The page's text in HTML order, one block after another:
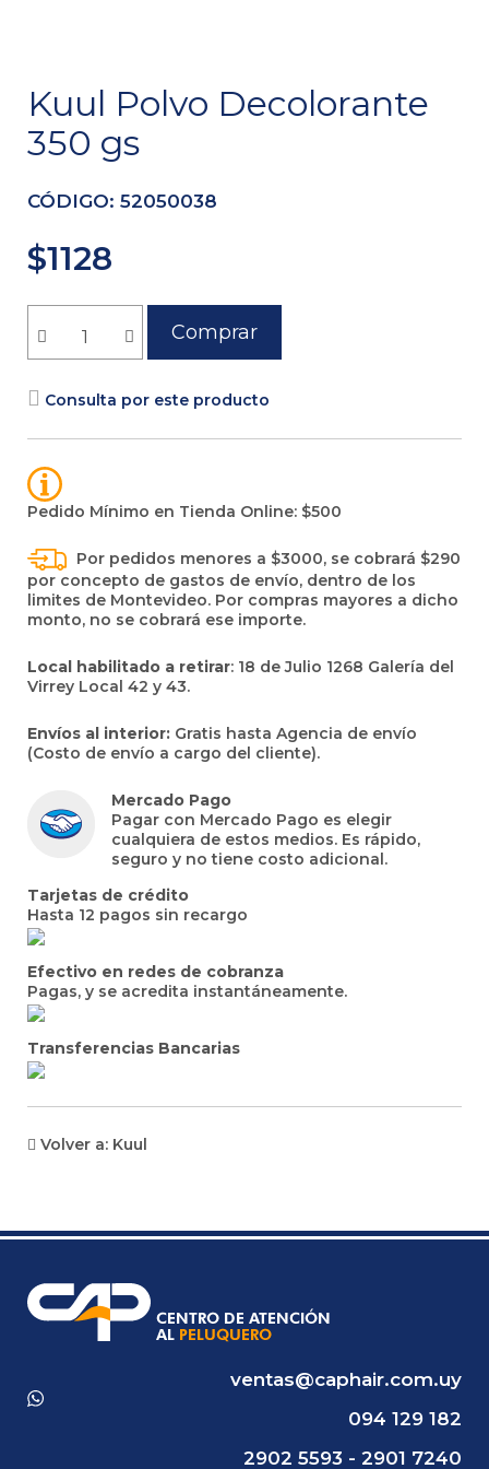
Kuul Polvo Decolorante
350 gs
CÓDIGO: 52050038
$1128
Comprar
Consulta por este producto
Pedido Mínimo en Tienda Online: $500
Por pedidos menores a $3000, se cobrará $290
por concepto de gastos de envío, dentro de los
limites de Montevideo. Por compras mayores a dicho
monto, no se cobrará ese importe.
Local habilitado a retirar: 18 de Julio 1268 Galería del
Virrey Local 42 y 43.
Envíos al interior: Gratis hasta Agencia de envío
(Costo de envío a cargo del cliente).
Mercado Pago
Pagar con Mercado Pago es elegir
cualquiera de estos medios. Es rápido,
seguro y no tiene costo adicional.
Tarjetas de crédito
Hasta 12 pagos sin recargo
Efectivo en redes de cobranza
Pagas, y se acredita instantáneamente.
Transferencias Bancarias
Volver a: Kuul
ventas@caphair.com.uy
094 129 182
2902 5593 - 2901 7240